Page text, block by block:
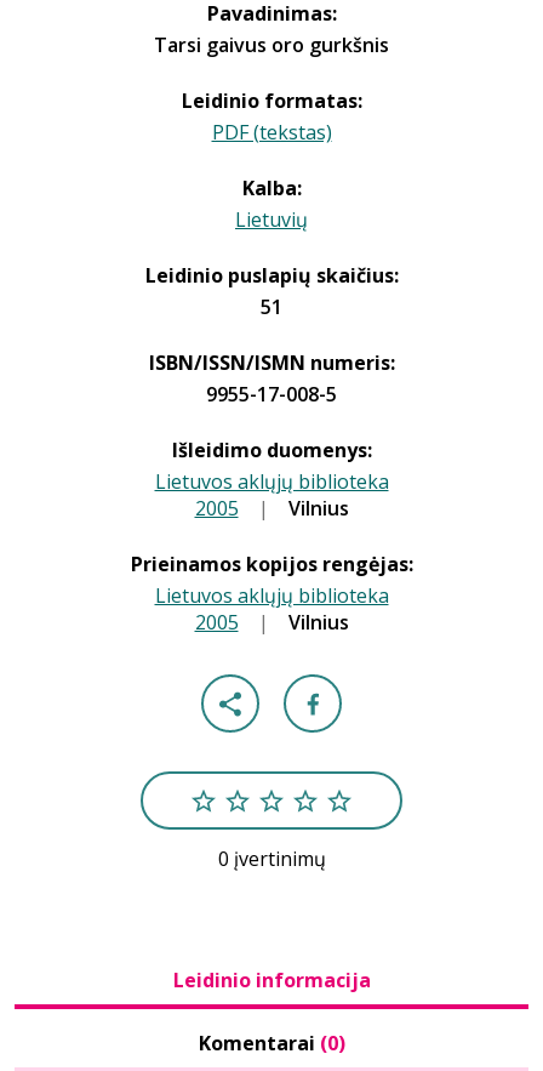
Pavadinimas:
Tarsi gaivus oro gurkšnis
Leidinio formatas:
PDF (tekstas)
Kalba:
Lietuvių
Leidinio puslapių skaičius:
51
ISBN/ISSN/ISMN numeris:
9955-17-008-5
Išleidimo duomenys:
Lietuvos aklųjų biblioteka
2005 | Vilnius
Prieinamos kopijos rengėjas:
Lietuvos aklųjų biblioteka
2005 | Vilnius
0 įvertinimų
Leidinio informacija
Komentarai (0)